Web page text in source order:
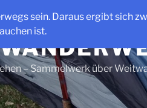
sein. Daraus ergibt sich
ist.
– Sammelwerk über